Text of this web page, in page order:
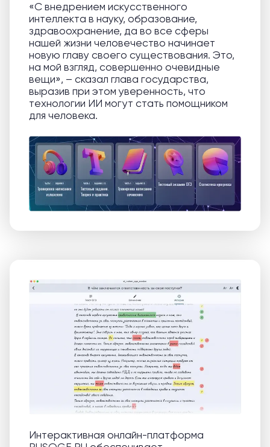
«С внедрением искусственного
интеллекта в науку, образование,
здравоохранение, да во все сферы
нашей жизни человечество начинает
новую главу своего существования. Это,
на мой взгляд, совершенно очевидные
вещи», – сказал глава государства,
выразив при этом уверенность, что
технологии ИИ могут стать помощником
для человека.
Интерактивная онлайн-платформа